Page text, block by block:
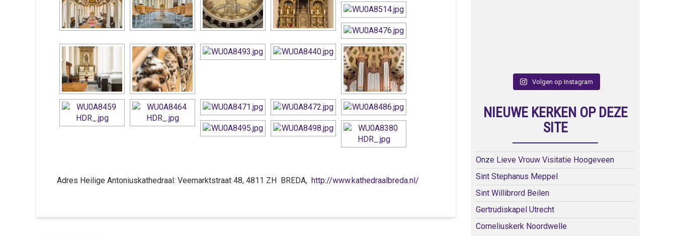
Adres Heilige Antoniuskathedraal: Veemarktstraat 48, 4811 ZH BREDA, http://www.kathedraalbreda.nl/
Volgen op Instagram
NIEUWE KERKEN OP DEZE
SITE
Onze Lieve Vrouw Visitatie Hoogeveen
Sint Stephanus Meppel
Sint Willibrord Beilen
Gertrudiskapel Utrecht
Corneliuskerk Noordwelle